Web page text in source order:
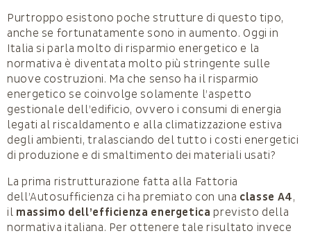
Purtroppo esistono poche strutture di questo tipo,
anche se fortunatamente sono in aumento. Oggi in
Italia si parla molto di risparmio energetico e la
normativa è diventata molto più stringente sulle
nuove costruzioni. Ma che senso ha il risparmio
energetico se coinvolge solamente l’aspetto
gestionale dell’edificio, ovvero i consumi di energia
legati al riscaldamento e alla climatizzazione estiva
degli ambienti, tralasciando del tutto i costi energetici
di produzione e di smaltimento dei materiali usati?
La prima ristrutturazione fatta alla Fattoria
dell’Autosufficienza ci ha premiato con una classe A4,
il massimo dell’efficienza energetica previsto della
normativa italiana. Per ottenere tale risultato invece